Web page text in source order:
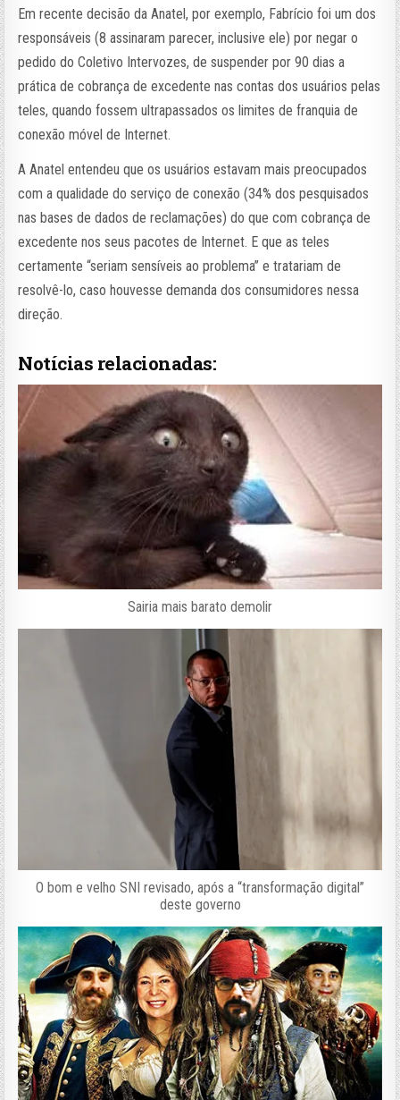
Em recente decisão da Anatel, por exemplo, Fabrício foi um dos
responsáveis (8 assinaram parecer, inclusive ele) por negar o
pedido do Coletivo Intervozes, de suspender por 90 dias a
prática de cobrança de excedente nas contas dos usuários pelas
teles, quando fossem ultrapassados os limites de franquia de
conexão móvel de Internet.
A Anatel entendeu que os usuários estavam mais preocupados
com a qualidade do serviço de conexão (34% dos pesquisados
nas bases de dados de reclamações) do que com cobrança de
excedente nos seus pacotes de Internet. E que as teles
certamente “seriam sensíveis ao problema” e tratariam de
resolvê-lo, caso houvesse demanda dos consumidores nessa
direção.
Notícias relacionadas:
Sairia mais barato demolir
O bom e velho SNI revisado, após a “transformação digital”
deste governo